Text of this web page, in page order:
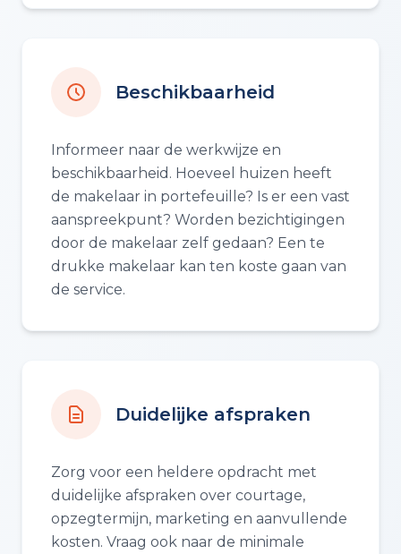
Beschikbaarheid
Informeer naar de werkwijze en
beschikbaarheid. Hoeveel huizen heeft
de makelaar in portefeuille? Is er een vast
aanspreekpunt? Worden bezichtigingen
door de makelaar zelf gedaan? Een te
drukke makelaar kan ten koste gaan van
de service.
Duidelijke afspraken
Zorg voor een heldere opdracht met
duidelijke afspraken over courtage,
opzegtermijn, marketing en aanvullende
kosten. Vraag ook naar de minimale